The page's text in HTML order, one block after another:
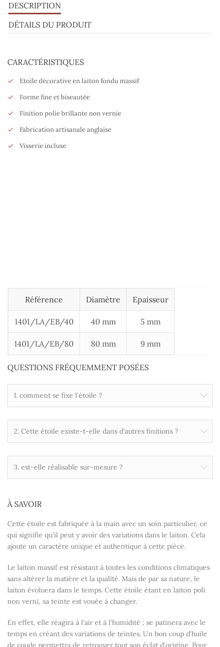
DESCRIPTION
DÉTAILS DU PRODUIT
CARACTÉRISTIQUES
Etoile décorative en laiton fondu massif
Forme fine et biseautée
Finition polie brillante non vernie
Fabrication artisanale anglaise
Visserie incluse
Référence Diamètre Epaisseur
1401/LA/EB/40 40 mm 5 mm
1401/LA/EB/80 80 mm 9 mm
QUESTIONS FRÉQUEMMENT POSÉES
1. comment se fixe l'étoile ?
2. Cette étoile existe-t-elle dans d'autres finitions ?
3. est-elle réalisable sur-mesure ?
À SAVOIR
Cette étoile est fabriquée à la main avec un soin particulier, ce
qui signifie qu'il peut y avoir des variations dans le laiton. Cela
ajoute un caractère unique et authentique à cette pièce.
Le laiton massif est résistant à toutes les conditions climatiques
sans altérer la matière et la qualité. Mais de par sa nature, le
laiton évoluera dans le temps. Cette étoile étant en laiton poli
non verni, sa teinte est vouée à changer.
En effet, elle réagira à l'air et à l'humidité ; se patinera avec le
temps en créant des variations de teintes. Un bon coup d'huile
de coude permettra de retrouver tout son éclat d'origine. Pour